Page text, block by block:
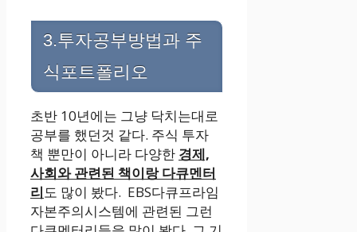
3.투자공부방법과 주
식포트폴리오
초반 10년에는 그냥 닥치는대로
공부를 했던것 같다. 주식 투자
책 뿐만이 아니라 다양한 경제,
사회와 관련된 책이랑 다큐멘터
리도 많이 봤다. EBS다큐프라임
자본주의시스템에 관련된 그런